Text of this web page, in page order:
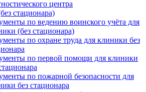
центра
стационара)
по ведению воинского учёта для
(без стационара)
по охране труда для клиники без
по первой помощи для клиники
по пожарной безопасности для
без стационара